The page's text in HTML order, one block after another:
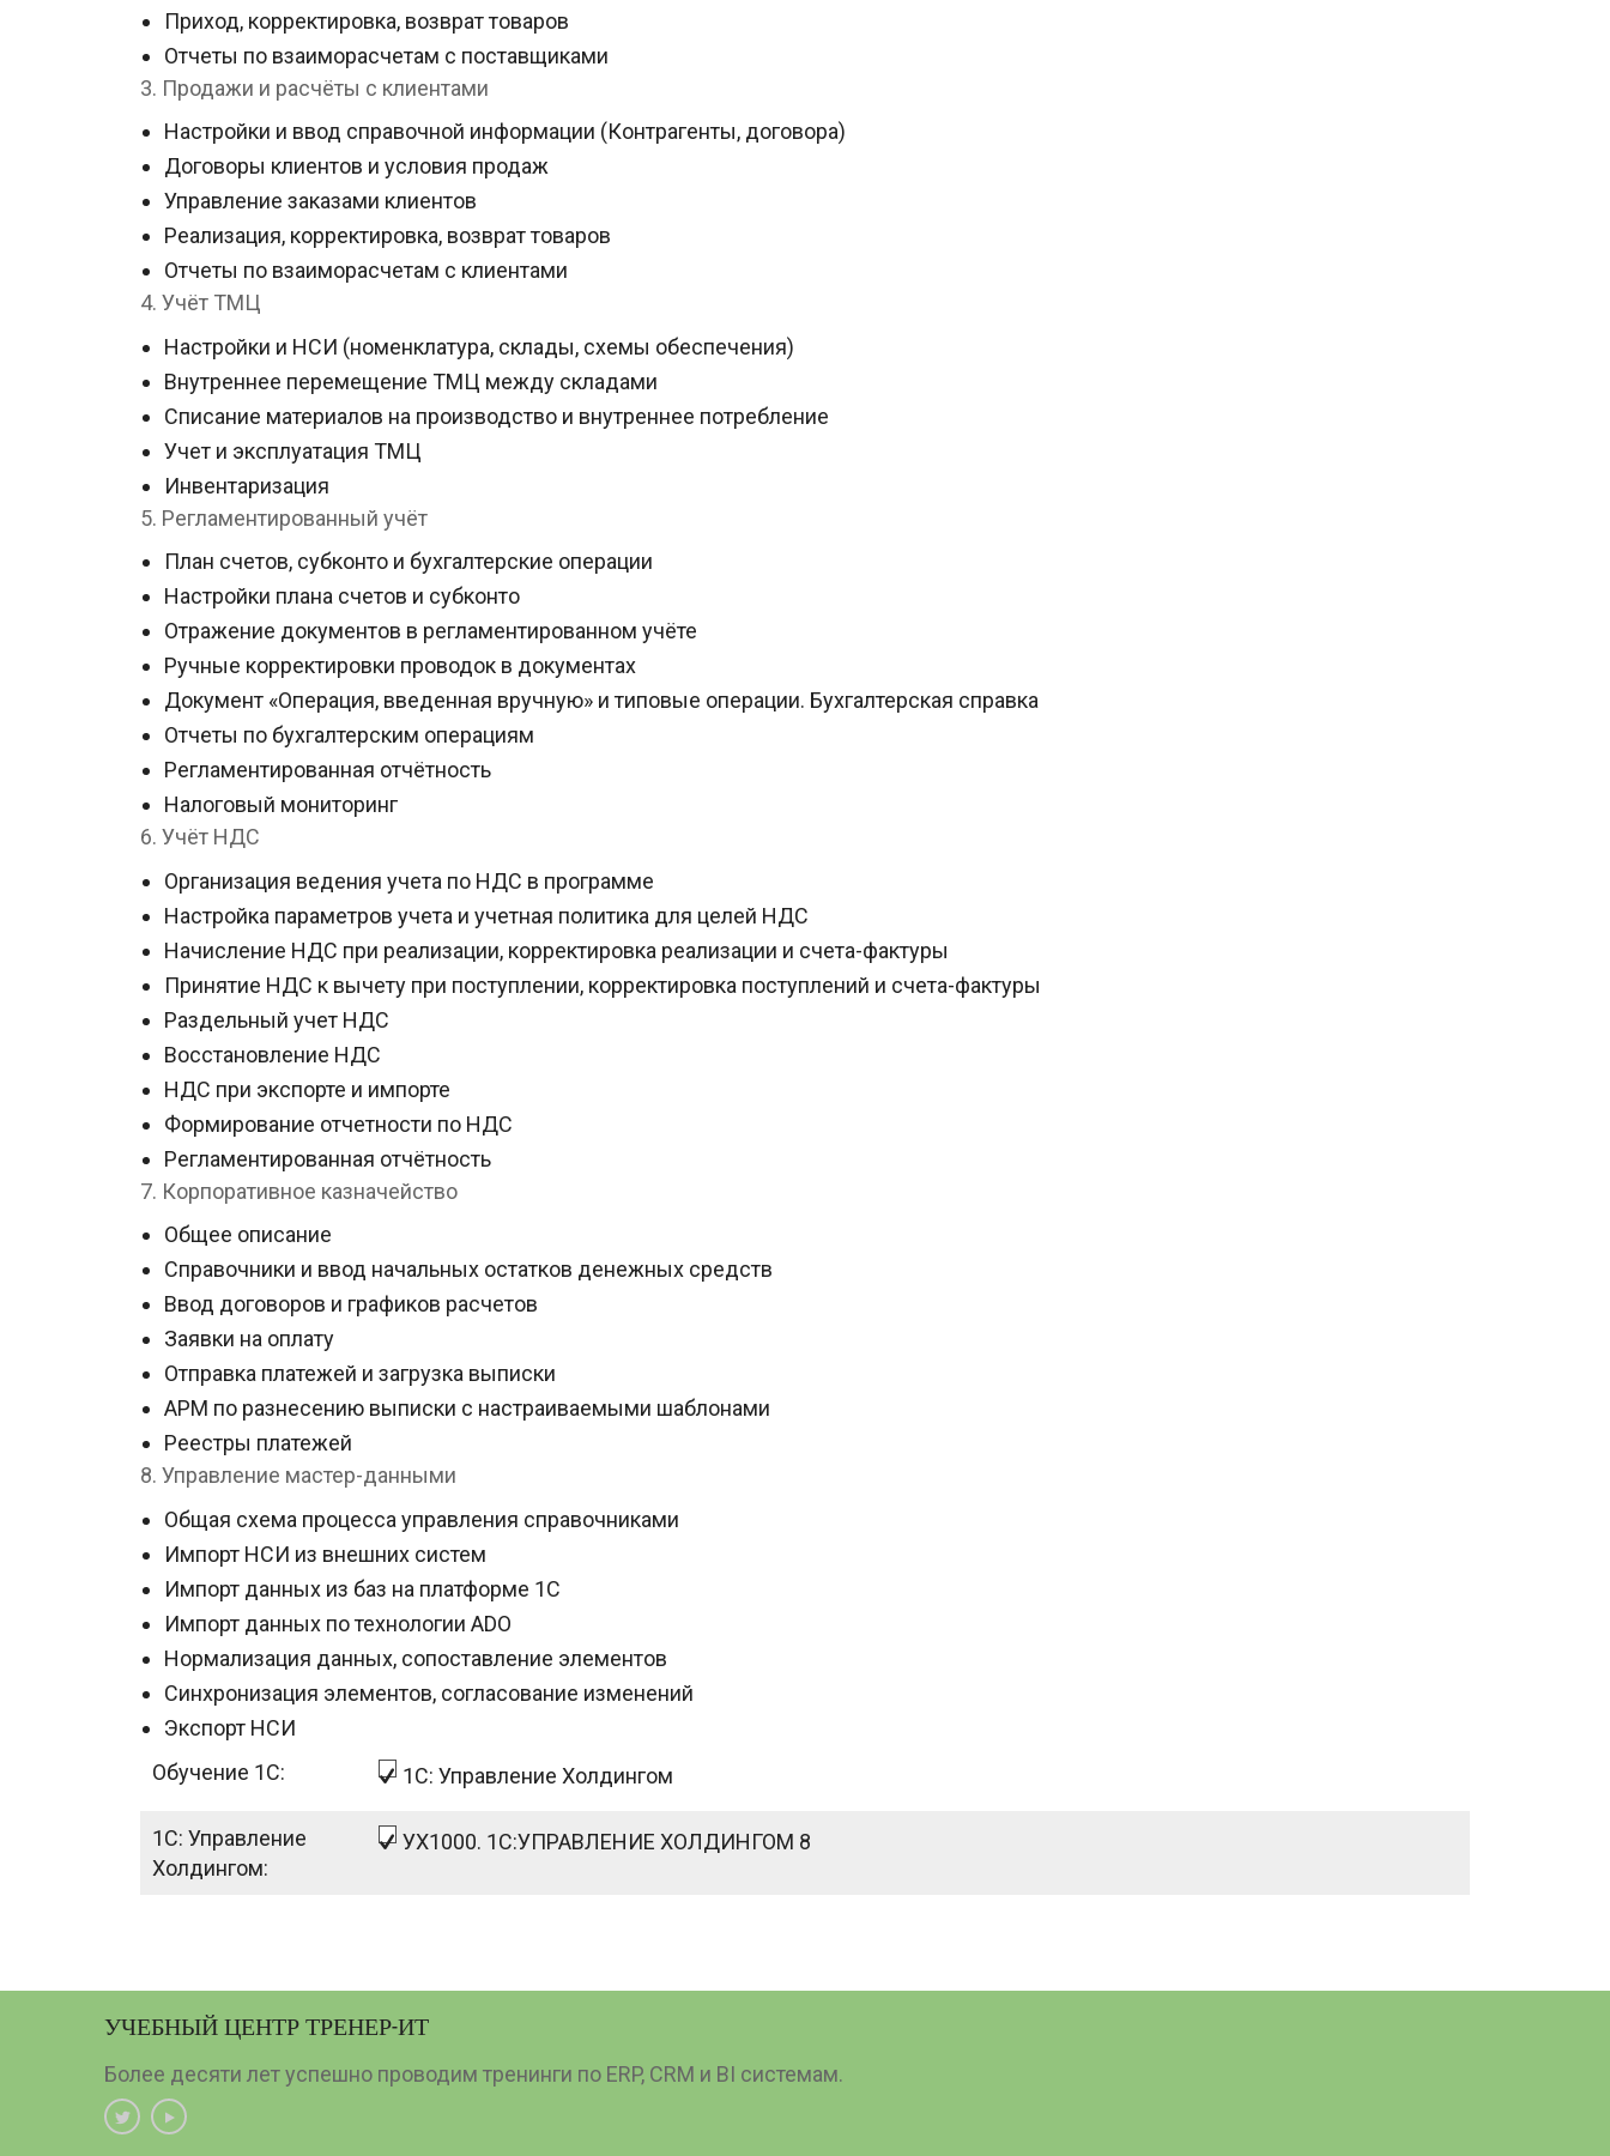
Приход, корректировка, возврат товаров
Отчеты по взаиморасчетам с поставщиками
3. Продажи и расчёты с клиентами
Настройки и ввод справочной информации (Контрагенты, договора)
Договоры клиентов и условия продаж
Управление заказами клиентов
Реализация, корректировка, возврат товаров
Отчеты по взаиморасчетам с клиентами
4. Учёт ТМЦ
Настройки и НСИ (номенклатура, склады, схемы обеспечения)
Внутреннее перемещение ТМЦ между складами
Списание материалов на производство и внутреннее потребление
Учет и эксплуатация ТМЦ
Инвентаризация
5. Регламентированный учёт
План счетов, субконто и бухгалтерские операции
Настройки плана счетов и субконто
Отражение документов в регламентированном учёте
Ручные корректировки проводок в документах
Документ «Операция, введенная вручную» и типовые операции. Бухгалтерская справка
Отчеты по бухгалтерским операциям
Регламентированная отчётность
Налоговый мониторинг
6. Учёт НДС
Организация ведения учета по НДС в программе
Настройка параметров учета и учетная политика для целей НДС
Начисление НДС при реализации, корректировка реализации и счета-фактуры
Принятие НДС к вычету при поступлении, корректировка поступлений и счета-фактуры
Раздельный учет НДС
Восстановление НДС
НДС при экспорте и импорте
Формирование отчетности по НДС
Регламентированная отчётность
7. Корпоративное казначейство
Общее описание
Справочники и ввод начальных остатков денежных средств
Ввод договоров и графиков расчетов
Заявки на оплату
Отправка платежей и загрузка выписки
АРМ по разнесению выписки с настраиваемыми шаблонами
Реестры платежей
8. Управление мастер-данными
Общая схема процесса управления справочниками
Импорт НСИ из внешних систем
Импорт данных из баз на платформе 1С
Импорт данных по технологии ADO
Нормализация данных, сопоставление элементов
Синхронизация элементов, согласование изменений
Экспорт НСИ
Обучение 1С:
1С: Управление Холдингом
1С: Управление
Холдингом:
УХ1000. 1С:УПРАВЛЕНИЕ ХОЛДИНГОМ 8
УЧЕБНЫЙ ЦЕНТР ТРЕНЕР-ИТ
Более десяти лет успешно проводим тренинги по ERP, CRM и BI системам.